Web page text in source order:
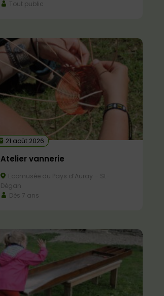
Tout public
21 août 2026
Atelier vannerie
Ecomusée du Pays d’Auray – St-
Dégan
Dès 7 ans